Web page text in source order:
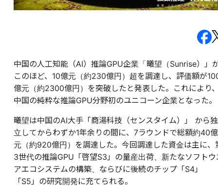
中国の人工知能（AI）推論GPU企業「曦望（Sunrise）」
このほど、10億元（約230億円）超を調達し、評価額が
億元（約2300億円）を突破したと発表した。これにより
中国の純粋な推論GPU分野初のユニコーン企業となった。
曦望は中国のAI大手「商湯科技（センスタイム）」 から独
立してからわずか1年余りの間に、7ラウンドで総額約40億
元（約920億円）を調達した。今回調達した資金は主に、
3世代の推論GPU「啓望S3」の量産出荷、新たなソフトウ
アエコシステムの構築、ならびに後続のチップ「S4」
「S5」の研究開発に充てられる。